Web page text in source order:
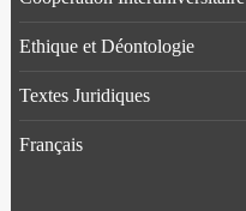
Ethique et Déontologie
Textes Juridiques
Français